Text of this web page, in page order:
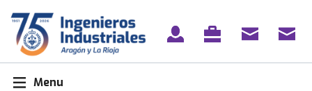
content
Menu